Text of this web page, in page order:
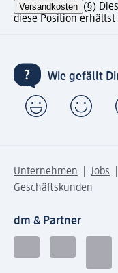
Versandkosten (§)
diese Position erhältst
Wie gefällt
Unternehmen Jobs
Geschäftskunden
dm & Partner